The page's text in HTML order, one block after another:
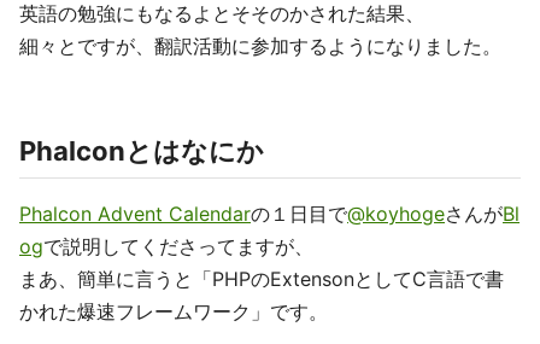
英語の勉強にもなるよとそそのかされた結果、
細々とですが、翻訳活動に参加するようになりました。
Phalconとはなにか
Phalcon Advent Calendarの１日目で@koyhogeさんがBl
ogで説明してくださってますが、
まあ、簡単に言うと「PHPのExtensonとしてC言語で書
かれた爆速フレームワーク」です。